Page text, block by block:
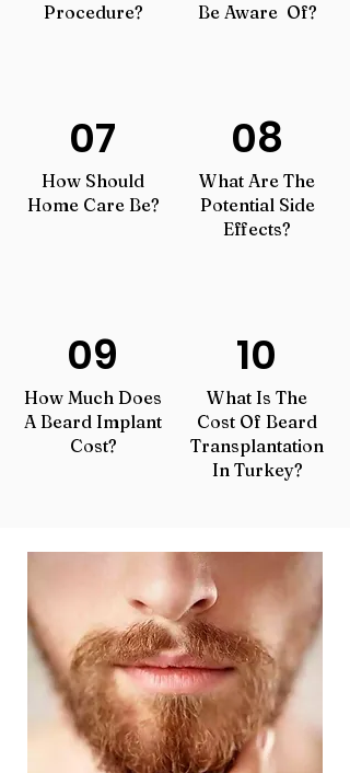
Procedure?
Be Aware Of?
07
How Should
Home Care Be?
08
What Are The
Potential Side
Effects?
09
How Much Does
A Beard Implant
Cost?
10
What Is The
Cost Of Beard
Transplantation
In Turkey?